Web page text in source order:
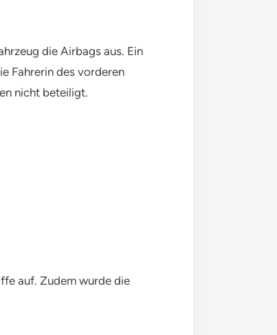
die Airbags aus. Ein
Fahrerin des vorderen
nicht beteiligt.
auf. Zudem wurde die